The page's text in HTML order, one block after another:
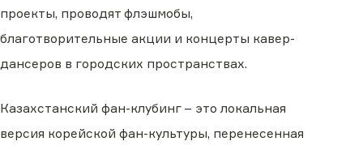
проекты, проводят флэшмобы,
благотворительные акции и концерты кавер-
дансеров в городских пространствах.
Казахстанский фан-клубинг – это локальная
версия корейской фан-культуры, перенесенная